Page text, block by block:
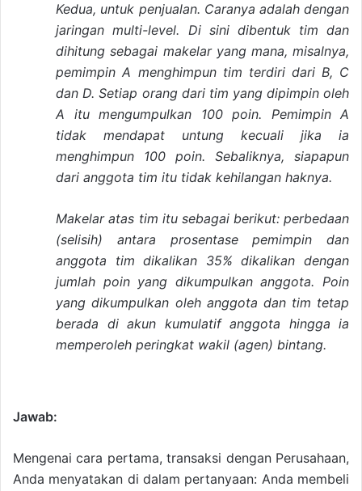
Kedua, untuk penjualan. Caranya adalah dengan
jaringan multi-level. Di sini dibentuk tim dan
dihitung sebagai makelar yang mana, misalnya,
pemimpin A menghimpun tim terdiri dari B, C
dan D. Setiap orang dari tim yang dipimpin oleh
A itu mengumpulkan 100 poin. Pemimpin A
tidak mendapat untung kecuali jika ia
menghimpun 100 poin. Sebaliknya, siapapun
dari anggota tim itu tidak kehilangan haknya.
Makelar atas tim itu sebagai berikut: perbedaan
(selisih) antara prosentase pemimpin dan
anggota tim dikalikan 35% dikalikan dengan
jumlah poin yang dikumpulkan anggota. Poin
yang dikumpulkan oleh anggota dan tim tetap
berada di akun kumulatif anggota hingga ia
memperoleh peringkat wakil (agen) bintang.
Jawab:
Mengenai cara pertama, transaksi dengan Perusahaan,
Anda menyatakan di dalam pertanyaan: Anda membeli